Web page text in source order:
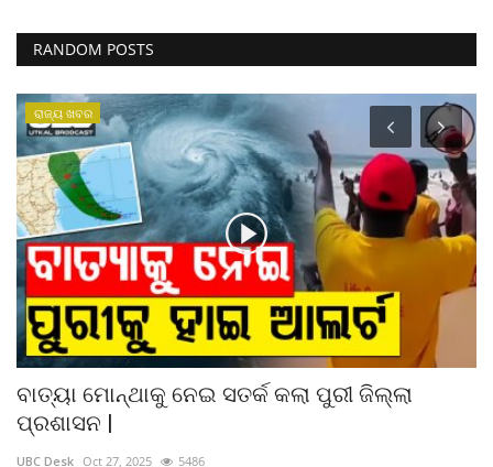
RANDOM POSTS
ରାଜ୍ୟ ଖବର
ବାତ୍ୟା ମୋନ୍ଥାକୁ ନେଇ ସତର୍କ କଲା ପୁରୀ ଜିଲ୍ଲା
ପ୍ରଶାସନ |
UBC Desk Oct 27, 2025 5486